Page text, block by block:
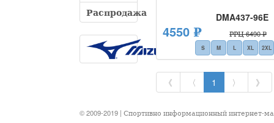
Распродажа
DMA437-96E
4550 ₽ РРЦ 6490 ₽
S M L XL 2XL
《 〈 1 〉 》
© 2009-2019 | Спортивно информационный интернет-